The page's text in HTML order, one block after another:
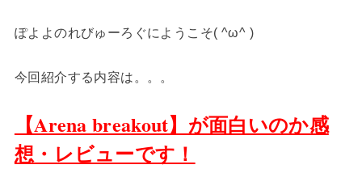
ぽよよのれびゅーろぐにようこそ( ^ω^ )
今回紹介する内容は。。。
【Arena breakout】が面白いのか感
想・レビューです！